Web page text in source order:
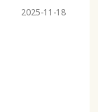
2025-11-18